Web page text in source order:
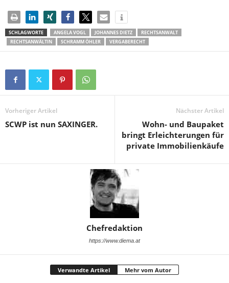
SCHLAGWORTE ANGELA VOGL JOHANNES DIETZ
RECHTSANWALT
RECHTSANWÄLTIN
SCHRAMM ÖHLER VERGABERECHT
Vorheriger Artikel
SCWP ist nun SAXINGER.
Nächster Artikel
Wohn- und Baupaket
bringt Erleichterungen für
private Immobilienkäufe
Chefredaktion
https://www.diema.at
Verwandte Artikel Mehr vom Autor